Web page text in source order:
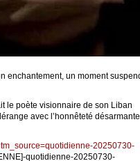
enchantement, un moment
le poète visionnaire de son Liban
avec l’honnêteté désarmante
20250730-
quotidienne-20250730-